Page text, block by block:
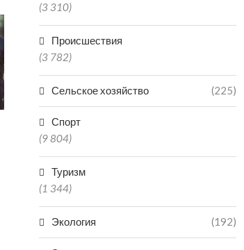
ГАЦАЛОВ: «ПОБЕДА НА
ЧЕМПИОНАТЕ РОССИИ НЕ
ГАРАНТИРУЕТ УЧАСТИЯ...
06.08.2026
(3 310)
Происшествия
(3 782)
Сельское хозяйство (225)
Спорт
(9 804)
Туризм
(1 344)
Экология (192)